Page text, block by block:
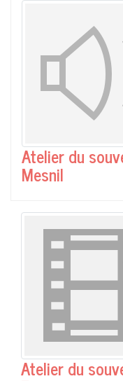
Atelier du
Mesnil
Atelier du